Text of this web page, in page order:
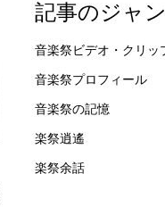
記事のジャ
音楽祭ビデオ・クリッ
音楽祭プロフィール
音楽祭の記憶
楽祭逍遙
楽祭余話